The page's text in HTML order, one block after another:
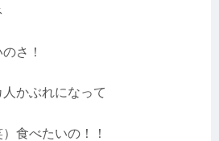
さ！
かぶれになって
食べたいの！！